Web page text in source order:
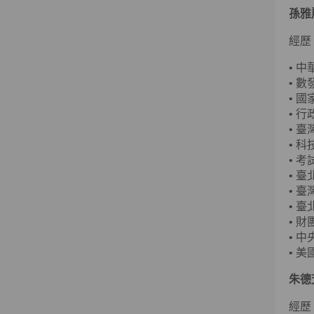
孫
經歷
• 中
• 數
• 國
• 行
• 臺
• 科
• 考
• 臺
• 臺
• 臺
• 財
• 中
• 美
朱
經歷